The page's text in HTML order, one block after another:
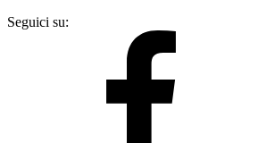
Seguici su: